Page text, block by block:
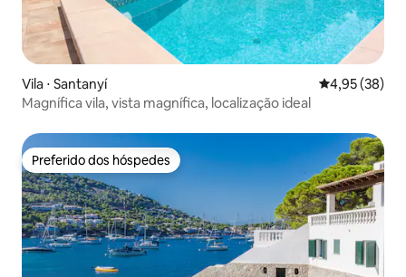
Vila ⋅ Santanyí 4,95 de uma
4,95 (38)
Magnífica vila, vista magnífica, localização ideal
Preferido dos hóspedes
Preferido dos hóspedes